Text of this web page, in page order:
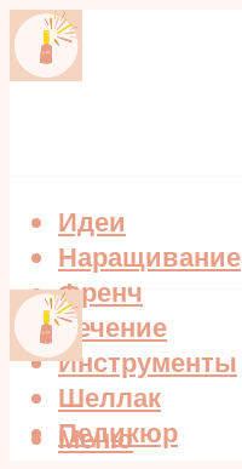
Идеи
Наращивание
Френч
Лечение
Инструменты
Шеллак
Педикюр
Меню